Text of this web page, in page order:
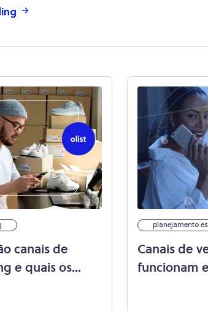
canais de
e quais os
planejamento
Canais de
funcionam